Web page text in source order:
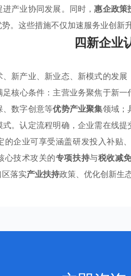
产业协同发展。同时，惠企政策
。这些措施不仅加速服务业创新
四新企业
新产业、新业态、新模式的发展
核心条件：主营业务聚焦于新
、数字创意等优势产业聚集领域；
。认定流程明确，企业需在线
的企业可享受涵盖研发投入补贴
心技术攻关的专项扶持与税收减
落实产业扶持政策、优化创新生